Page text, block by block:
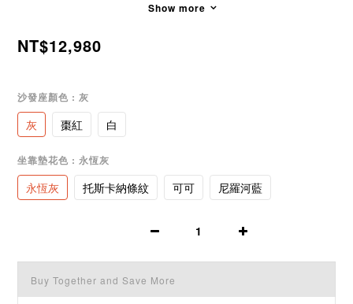
Show more
NT$12,980
沙發座顏色 : 灰
灰 棗紅 白
坐靠墊花色 : 永恆灰
永恆灰 托斯卡納條紋 可可 尼羅河藍
Buy Together and Save More